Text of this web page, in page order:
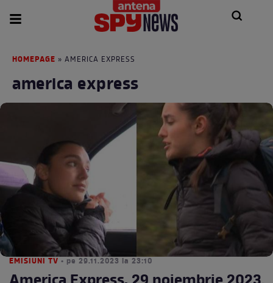
HOMEPAGE » AMERICA EXPRESS
america express
EMISIUNI TV • pe 29.11.2023 la 23:10